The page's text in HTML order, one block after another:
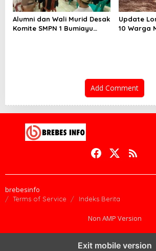
Alumni dan Wali Murid Desak
Komite SMPN 1 Bumiayu
Update
10 Warga
Add Comment
brebesinfo
Terms of Service Indeks Berita
Non AMP Version
Exit mobile version